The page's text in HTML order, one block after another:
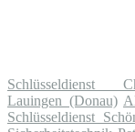
Schlüsseldienst
Lauingen (Donau)
Schlüsseldienst